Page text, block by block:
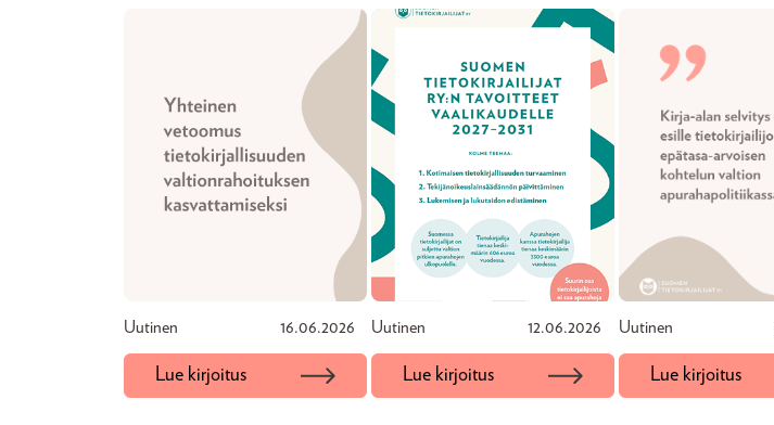
Uutinen 16.06.2026
Lue kirjoitus
Uutinen 12.06.2026
Lue kirjoitus
Uutinen
Lue kirjoitus